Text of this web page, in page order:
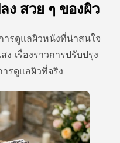
ง สวย ๆ ของผิว
ารดูแลผิวหนังที่น่าสนใจ
เรื่องราวการปรับปรุง
รดูแลผิวที่จริง